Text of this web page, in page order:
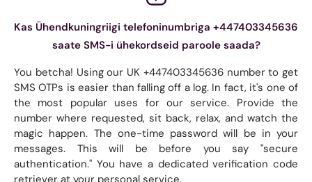
Kas Ühendkuningriigi telefoninumbriga +447403345636
saate SMS-i ühekordseid paroole saada?
You betcha! Using our UK +447403345636 number to get
SMS OTPs is easier than falling off a log. In fact, it's one of
the most popular uses for our service. Provide the
number where requested, sit back, relax, and watch the
magic happen. The one-time password will be in your
messages. This will be before you say "secure
authentication." You have a dedicated verification code
retriever at your personal service.